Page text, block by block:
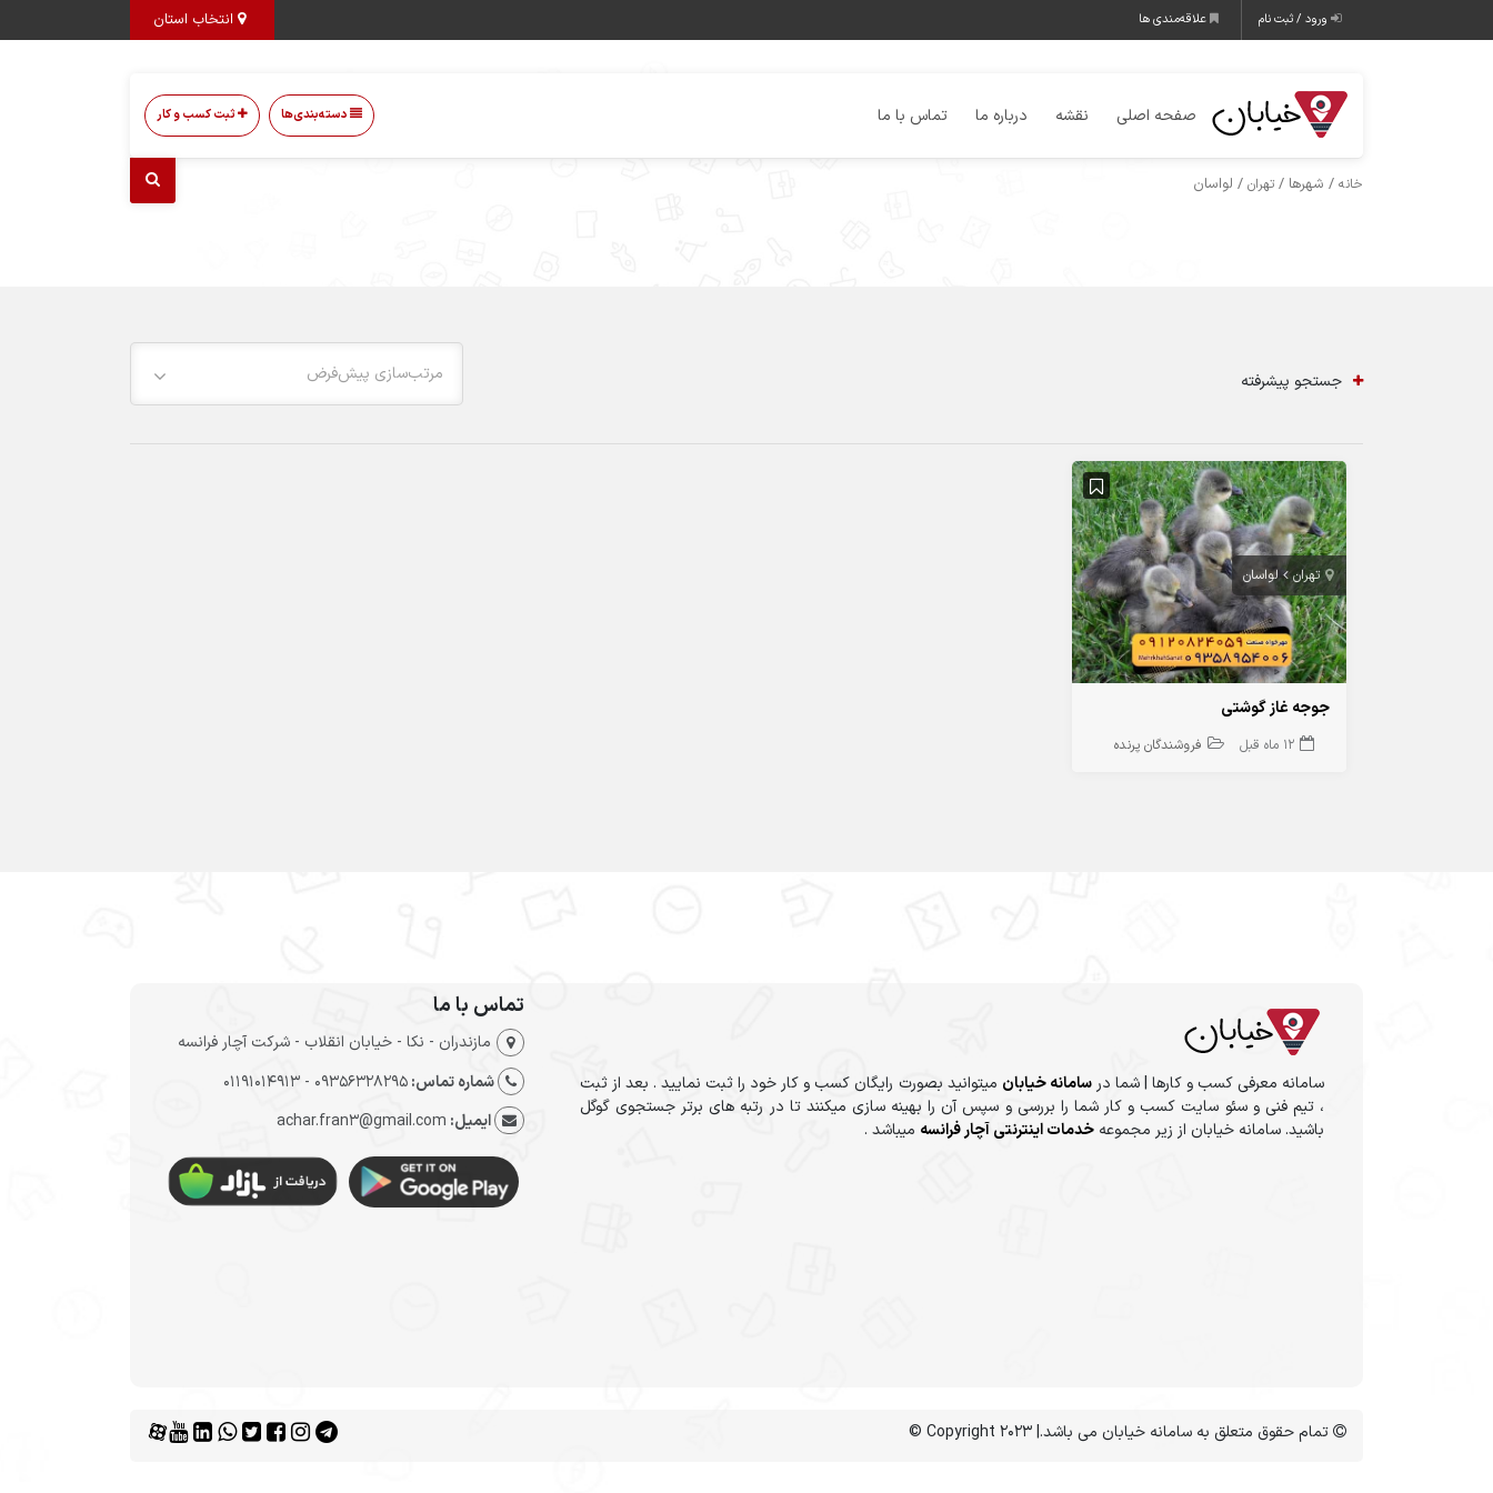
ورود / ثبت نام علاقه‌مندی ها
صفحه اصلی نقشه درباره ما تماس با ما دسته‌بندی‌ها ثبت کسب و کار
خانه / شهرها / تهران / لواسان
مرتب‌سازی پیش‌فرض جستجو پیشرفته
تهران لواسان
جوجه غاز گوشتی
12 ماه قبل فروشندگان پرنده
سامانه معرفی کسب و کارها | شما درسامانه خیابان میتوانید بصورت رایگان کسب و کار خود را ثبت نمایید . بعد از ثبت
، تیم فنی و سئو سایت کسب و کار شما را بررسی و سپس آن را بهینه سازی میکنند تا در رتبه های برتر جستجوی گوگل
باشید. سامانه خیابان از زیر مجموعه خدمات اینترنتی آچار فرانسه میباشد .
تماس با ما
مازندران - نکا - خیابان انقلاب - شرکت آچار فرانسه
شماره تماس:09356328295 - 01191014913
ایمیل: achar.fran3@gmail.com
تمام حقوق متعلق به سامانه خیابان می باشد.| Copyright 2023 ©